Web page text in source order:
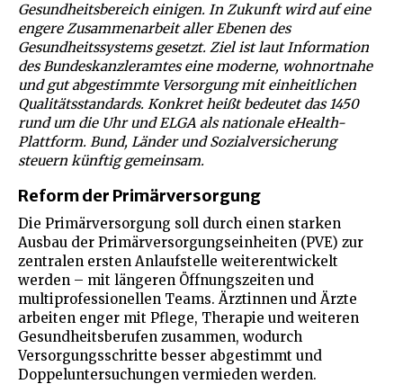
Gesundheitsbereich einigen. In Zukunft wird auf eine
engere Zusammenarbeit aller Ebenen des
Gesundheitssystems gesetzt. Ziel ist laut Information
des Bundeskanzleramtes eine moderne, wohnortnahe
und gut abgestimmte Versorgung mit einheitlichen
Qualitätsstandards. Konkret heißt bedeutet das 1450
rund um die Uhr und ELGA als nationale eHealth-
Plattform. Bund, Länder und Sozialversicherung
steuern künftig gemeinsam.
Reform der Primärversorgung
Die Primärversorgung soll durch einen starken
Ausbau der Primärversorgungseinheiten (PVE) zur
zentralen ersten Anlaufstelle weiterentwickelt
werden – mit längeren Öffnungszeiten und
multiprofessionellen Teams. Ärztinnen und Ärzte
arbeiten enger mit Pflege, Therapie und weiteren
Gesundheitsberufen zusammen, wodurch
Versorgungsschritte besser abgestimmt und
Doppeluntersuchungen vermieden werden.